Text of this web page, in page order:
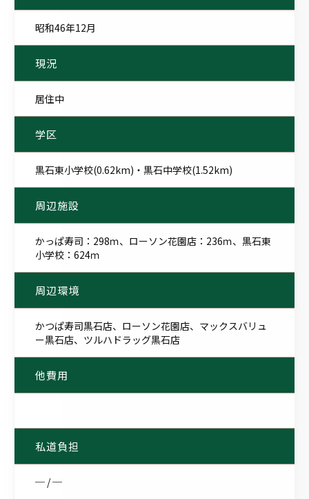
昭和46年12月
現況
居住中
学区
黒石東小学校(0.62km)・黒石中学校(1.52km)
周辺施設
かっぱ寿司：298ｍ、ローソン花園店：236ｍ、黒石東
小学校：624ｍ
周辺環境
かつぱ寿司黒石店、ローソン花園店、マックスバリュ
ー黒石店、ツルハドラッグ黒石店
他費用
私道負担
─ / ─